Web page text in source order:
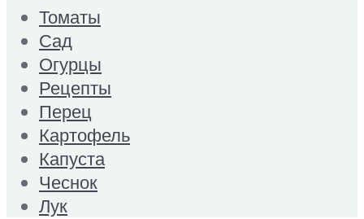
Томаты
Сад
Огурцы
Рецепты
Перец
Картофель
Капуста
Чеснок
Лук